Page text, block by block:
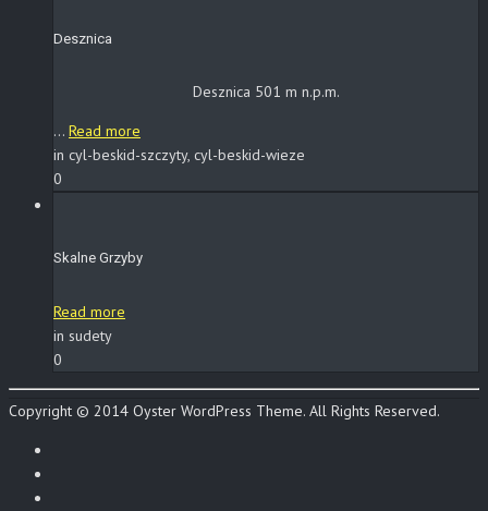
Desznica
Desznica 501 m n.p.m.
... Read more
in cyl-beskid-szczyty, cyl-beskid-wieze
0
Skalne Grzyby
Read more
in sudety
0
Copyright © 2014 Oyster WordPress Theme. All Rights Reserved.